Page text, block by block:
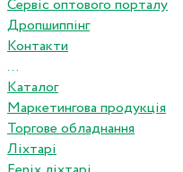
Сервіс оптового порталу
Дропшиппінг
Контакти
...
Каталог
Маркетингова продукція
Торгове обладнання
Ліхтарі